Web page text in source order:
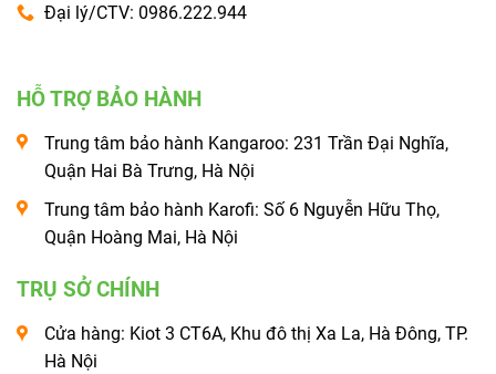
Đại lý/CTV: 0986.222.944
HỖ TRỢ BẢO HÀNH
Trung tâm bảo hành Kangaroo: 231 Trần Đại Nghĩa,
Quận Hai Bà Trưng, Hà Nội
Trung tâm bảo hành Karofi: Số 6 Nguyễn Hữu Thọ,
Quận Hoàng Mai, Hà Nội
TRỤ SỞ CHÍNH
Cửa hàng: Kiot 3 CT6A, Khu đô thị Xa La, Hà Đông, TP.
Hà Nội